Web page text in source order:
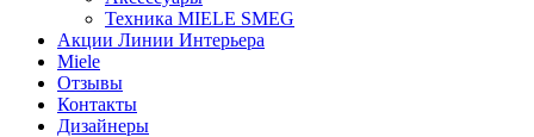
Техника MIELE SMEG
Акции Линии Интерьера
Miele
Отзывы
Контакты
Дизайнеры